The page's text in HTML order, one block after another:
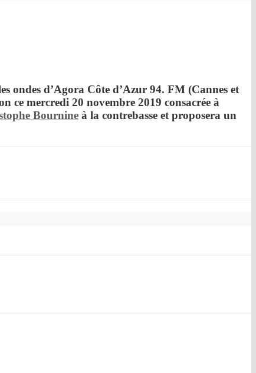
ondes d’Agora Côte d’Azur 94. FM (Cannes et
ce mercredi 20 novembre 2019 consacrée à
Bournine à la contrebasse et proposera un